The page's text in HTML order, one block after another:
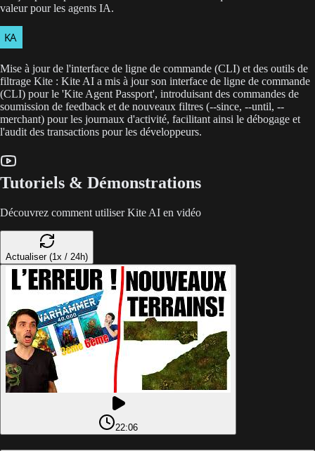
valeur pour les agents IA.
Mise à jour de l'interface de ligne de commande (CLI) et des outils de
filtrage Kite : Kite AI a mis à jour son interface de ligne de commande
(CLI) pour le 'Kite Agent Passport', introduisant des commandes de
soumission de feedback et de nouveaux filtres (--since, --until, --
merchant) pour les journaux d'activité, facilitant ainsi le débogage et
l'audit des transactions pour les développeurs.
Tutoriels & Démonstrations
Découvrez comment utiliser Kite AI en vidéo
Actualiser (1x / 24h)
22:06